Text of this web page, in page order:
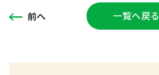
前へ 一覧へ戻る